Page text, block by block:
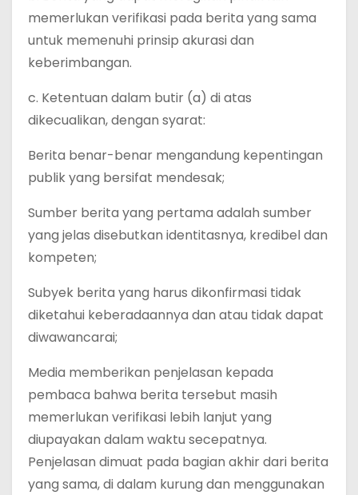
memerlukan verifikasi pada berita yang sama
untuk memenuhi prinsip akurasi dan
keberimbangan.
c. Ketentuan dalam butir (a) di atas
dikecualikan, dengan syarat:
Berita benar-benar mengandung kepentingan
publik yang bersifat mendesak;
Sumber berita yang pertama adalah sumber
yang jelas disebutkan identitasnya, kredibel dan
kompeten;
Subyek berita yang harus dikonfirmasi tidak
diketahui keberadaannya dan atau tidak dapat
diwawancarai;
Media memberikan penjelasan kepada
pembaca bahwa berita tersebut masih
memerlukan verifikasi lebih lanjut yang
diupayakan dalam waktu secepatnya.
Penjelasan dimuat pada bagian akhir dari berita
yang sama, di dalam kurung dan menggunakan